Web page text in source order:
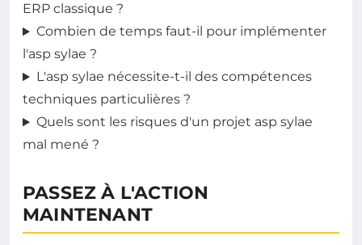
ERP classique ?
Combien de temps faut-il pour implémenter
l'asp sylae ?
L'asp sylae nécessite-t-il des compétences
techniques particulières ?
Quels sont les risques d'un projet asp sylae
mal mené ?
PASSEZ À L'ACTION
MAINTENANT